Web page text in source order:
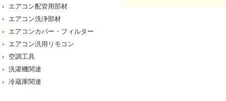
エアコン配管用部材
エアコン洗浄部材
エアコンカバー・フィルター
エアコン汎用リモコン
空調工具
洗濯機関連
冷蔵庫関連